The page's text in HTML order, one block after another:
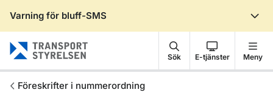
Varning för bluff-SMS
Sök E-tjänster Meny
Föreskrifter i nummerordning